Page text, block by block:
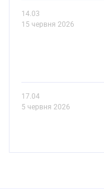
14.03
15 червня 2026
17.04
5 червня 2026